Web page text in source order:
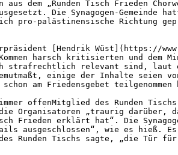
aus dem „Runden Tisch Frieden
Die Synagogen-Gemeinde
pro-palästinensische Richtung
[Hendrik Wüst](https://
harsch kritisierten und
strafrechtlich relevant sind, laut
einige der Inhalte seien
am Friedensgebet
offenMitglied des Runden
„traurig darüber,
Frieden erklärt hat“. Die
ausgeschlossen“, wie es hieß.
Runden Tischs sagte, „die Tür für